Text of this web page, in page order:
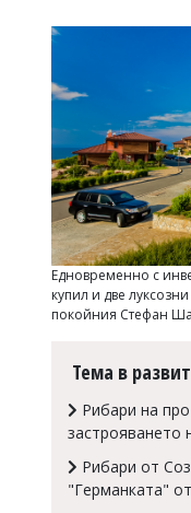
БИЗНЕС
Веселин
Василев,
v.vasilev@flagman.bg
Касабова,
Главен
редактор:
Коментарите
Едновременно с
купил и две
покойния Стефан
Тема в
Рибари на
застрояването
Рибари от
"Германката"